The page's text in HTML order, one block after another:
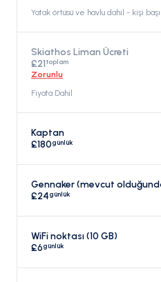
Yatak örtüsü ve havlu dahil - kişi
Skiathos Liman Ücreti
£21toplam
Zorunlu
Fiyata Dahil
Kaptan
£180günlük
Gennaker (mevcut
£24günlük
WiFi noktası (10 GB)
£6günlük